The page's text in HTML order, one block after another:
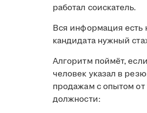
работал соискатель.
Вся информация есть
кандидата нужный
Алгоритм поймёт,
человек указал в
продажам с опытом
должности: